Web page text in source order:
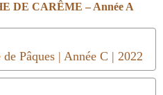
DE CARÊME – Année A
Pâques | Année C | 2022